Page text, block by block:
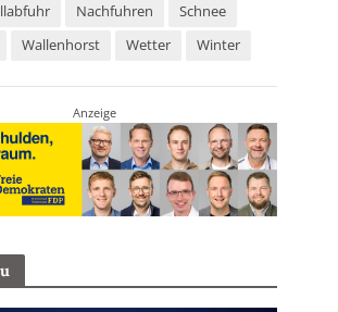
Nachfuhren
Schnee
Wallenhorst Wetter Winter
Anzeige